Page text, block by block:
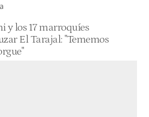
y los 17 marroquíes
El Tarajal: "Tememos